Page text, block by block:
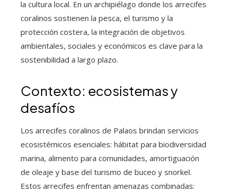
la cultura local. En un archipiélago donde los arrecifes
coralinos sostienen la pesca, el turismo y la
protección costera, la integración de objetivos
ambientales, sociales y económicos es clave para la
sostenibilidad a largo plazo.
Contexto: ecosistemas y
desafíos
Los arrecifes coralinos de Palaos brindan servicios
ecosistémicos esenciales: hábitat para biodiversidad
marina, alimento para comunidades, amortiguación
de oleaje y base del turismo de buceo y snorkel.
Estos arrecifes enfrentan amenazas combinadas: